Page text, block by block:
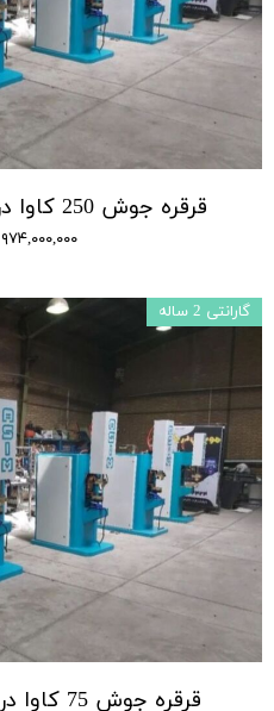
قرقره جوش 250 کاوا درز جوش پنوماتیک
۹۷۴,۰۰۰,۰۰۰ تومان
قرقره جوش 75 کاوا درز جوش پنوماتیک
گارانتی 2 ساله